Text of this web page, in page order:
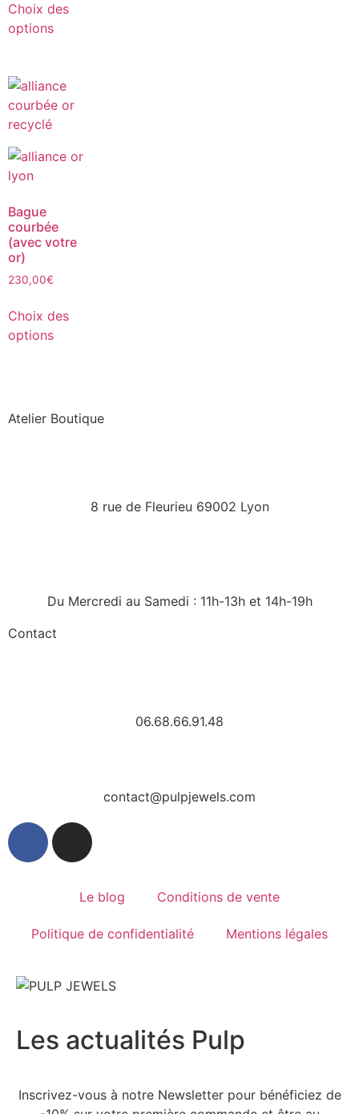
Choix des
options
Bague
courbée
(avec votre
or)
230,00€
Choix des
options
Atelier Boutique
8 rue de Fleurieu 69002 Lyon
Du Mercredi au Samedi : 11h-13h et 14h-19h
Contact
06.68.66.91.48
contact@pulpjewels.com
Le blog Conditions de vente
Politique de confidentialité Mentions légales
Les actualités Pulp
Inscrivez-vous à notre Newsletter pour bénéficiez de